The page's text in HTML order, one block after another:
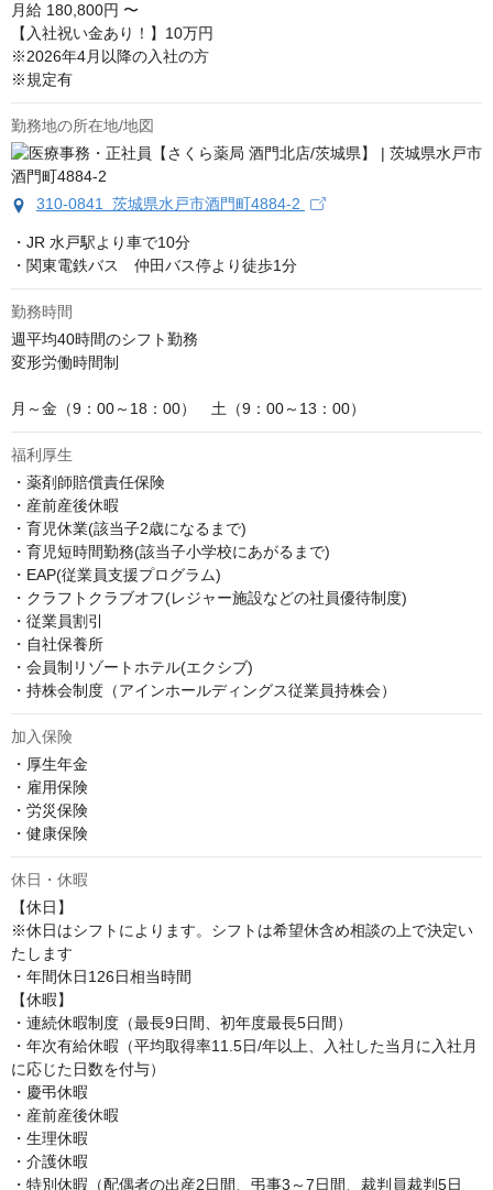
月給 180,800円 〜
【入社祝い金あり！】10万円
※2026年4月以降の入社の方
※規定有
勤務地の所在地/地図
310-0841 茨城県水戸市酒門町4884-2
・JR 水戸駅より車で10分
・関東電鉄バス　仲田バス停より徒歩1分
勤務時間
週平均40時間のシフト勤務
変形労働時間制
月～金（9：00～18：00）　土（9：00～13：00）
福利厚生
・薬剤師賠償責任保険
・産前産後休暇
・育児休業(該当子2歳になるまで)
・育児短時間勤務(該当子小学校にあがるまで)
・EAP(従業員支援プログラム)
・クラフトクラブオフ(レジャー施設などの社員優待制度)
・従業員割引
・自社保養所
・会員制リゾートホテル(エクシブ)
・持株会制度（アインホールディングス従業員持株会）
加入保険
・厚生年金
・雇用保険
・労災保険
・健康保険
休日・休暇
【休日】
※休日はシフトによります。シフトは希望休含め相談の上で決定い
たします
・年間休日126日相当時間
【休暇】
・連続休暇制度（最長9日間、初年度最長5日間）
・年次有給休暇（平均取得率11.5日/年以上、入社した当月に入社月
に応じた日数を付与）
・慶弔休暇
・産前産後休暇
・生理休暇
・介護休暇
・特別休暇（配偶者の出産2日間、弔事3～7日間、裁判員裁判5日